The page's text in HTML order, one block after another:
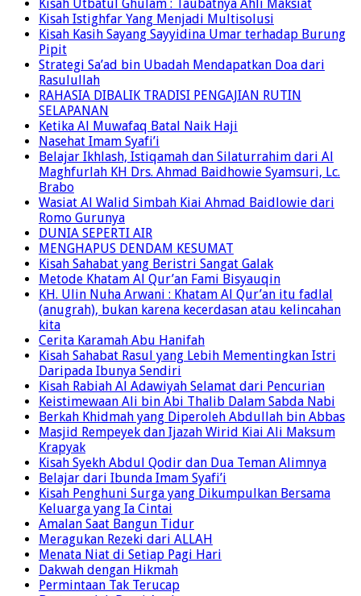
Ketika Warisan Rasulullah dibagikan
Kisah Utbatul Ghulam : Taubatnya Ahli Maksiat
Kisah Istighfar Yang Menjadi Multisolusi
Kisah Kasih Sayang Sayyidina Umar terhadap Burung
Pipit
Strategi Sa’ad bin Ubadah Mendapatkan Doa dari
Rasulullah
RAHASIA DIBALIK TRADISI PENGAJIAN RUTIN
SELAPANAN
Ketika Al Muwafaq Batal Naik Haji
Nasehat Imam Syafi’i
Belajar Ikhlash, Istiqamah dan Silaturrahim dari Al
Maghfurlah KH Drs. Ahmad Baidhowie Syamsuri, Lc.
Brabo
Wasiat Al Walid Simbah Kiai Ahmad Baidlowie dari
Romo Gurunya
DUNIA SEPERTI AIR
MENGHAPUS DENDAM KESUMAT
Kisah Sahabat yang Beristri Sangat Galak
Metode Khatam Al Qur’an Fami Bisyauqin
KH. Ulin Nuha Arwani : Khatam Al Qur’an itu fadlal
(anugrah), bukan karena kecerdasan atau kelincahan
kita
Cerita Karamah Abu Hanifah
Kisah Sahabat Rasul yang Lebih Mementingkan Istri
Daripada Ibunya Sendiri
Kisah Rabiah Al Adawiyah Selamat dari Pencurian
Keistimewaan Ali bin Abi Thalib Dalam Sabda Nabi
Berkah Khidmah yang Diperoleh Abdullah bin Abbas
Masjid Rempeyek dan Ijazah Wirid Kiai Ali Maksum
Krapyak
Kisah Syekh Abdul Qodir dan Dua Teman Alimnya
Belajar dari Ibunda Imam Syafi’i
Kisah Penghuni Surga yang Dikumpulkan Bersama
Keluarga yang Ia Cintai
Amalan Saat Bangun Tidur
Meragukan Rezeki dari ALLAH
Menata Niat di Setiap Pagi Hari
Dakwah dengan Hikmah